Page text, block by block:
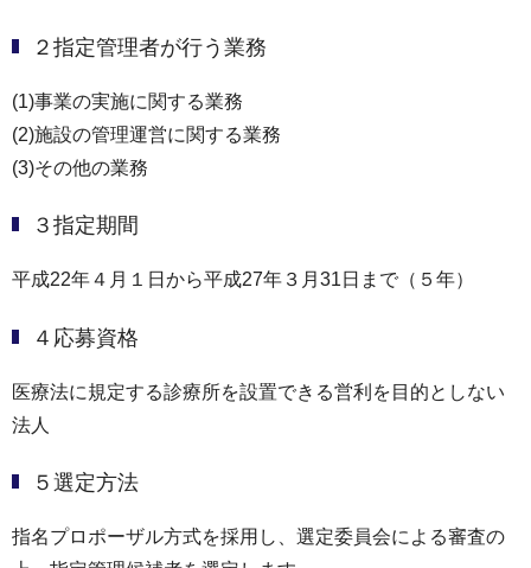
２指定管理者が行う業務
(1)事業の実施に関する業務
(2)施設の管理運営に関する業務
(3)その他の業務
３指定期間
平成22年４月１日から平成27年３月31日まで（５年）
４応募資格
医療法に規定する診療所を設置できる営利を目的としない
法人
５選定方法
指名プロポーザル方式を採用し、選定委員会による審査の